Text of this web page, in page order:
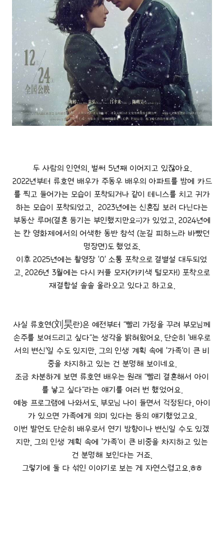
두 사람의 인연의, 벌써 5년째 이어지고 있잖아요.
2022년부터 류호연 배우가 주동우 배우의 아파트를 밤에 카드
를 찍고 들어가는 모습이 포착되거나 같이 테니스를 치고 귀가
하는 모습이 포착되었고, 2023년에는 신혼집 보러 다닌다는
부동산 루머(결혼 등기는 부인했지만요;;)가 있었고, 2024년에
는 칸 영화제에서의 어색한 동반 참석 (눈길 피하느라 바빴던
명장면)도 했었죠.
이후 2025년에는 촬영장 '0' 소통 포착으로 결별설 대두되었
고, 2026년 3월에는 다시 커플 모자(카키색 털모자!) 포착으로
재결합설 솔솔 올라오고 있다고 하고요.
사실 류호연(刘昊란)은 예전부터 "빨리 가정을 꾸려 부모님께
손주를 보여드리고 싶다"는 생각을 밝혀왔어요. 단순히 '배우로
서의 변신'일 수도 있지만, 그의 인생 계획 속에 '가족'이 큰 비
중을 차지하고 있는 건 분명해 보이네요.
조금 차분하게 보면 류호연 배우는 원래 "빨리 결혼해서 아이
를 낳고 싶다"라는 얘기를 여러 번 했었어요.
예능 프로그램에 나와서도, 부모님 나이 들면서 걱정된다, 아이
가 있으면 가족에게 의미 있다는 등의 얘기했었고요.
이번 발언도 단순히 배우로서 연기 방향이나 변신일 수도 있겠
지만, 그의 인생 계획 속에 '가족'이 큰 비중을 차지하고 있는
건 분명해 보인다는 거죠.
그렇기에 둘 다 섞인 이야기로 보는 게 자연스럽고요.ㅎㅎ